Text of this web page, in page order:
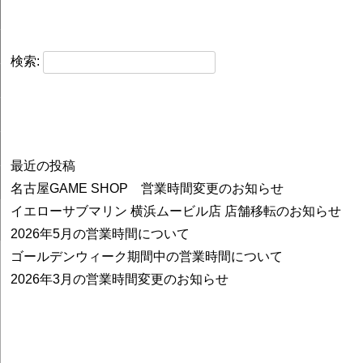
検索:
最近の投稿
名古屋GAME SHOP 営業時間変更のお知らせ
イエローサブマリン 横浜ムービル店 店舗移転のお知らせ
2026年5月の営業時間について
ゴールデンウィーク期間中の営業時間について
2026年3月の営業時間変更のお知らせ